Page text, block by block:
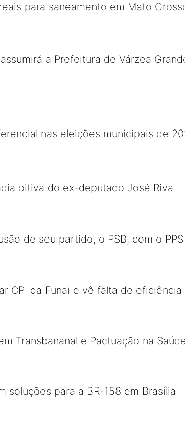
para saneamento em Mato
a Prefeitura de Várzea
nas eleições municipais de
oitiva do ex-deputado José Riva
de seu partido, o PSB, com o PPS
CPI da Funai e vê falta de eficiência
Transbananal e Pactuação na
soluções para a BR-158 em Brasília